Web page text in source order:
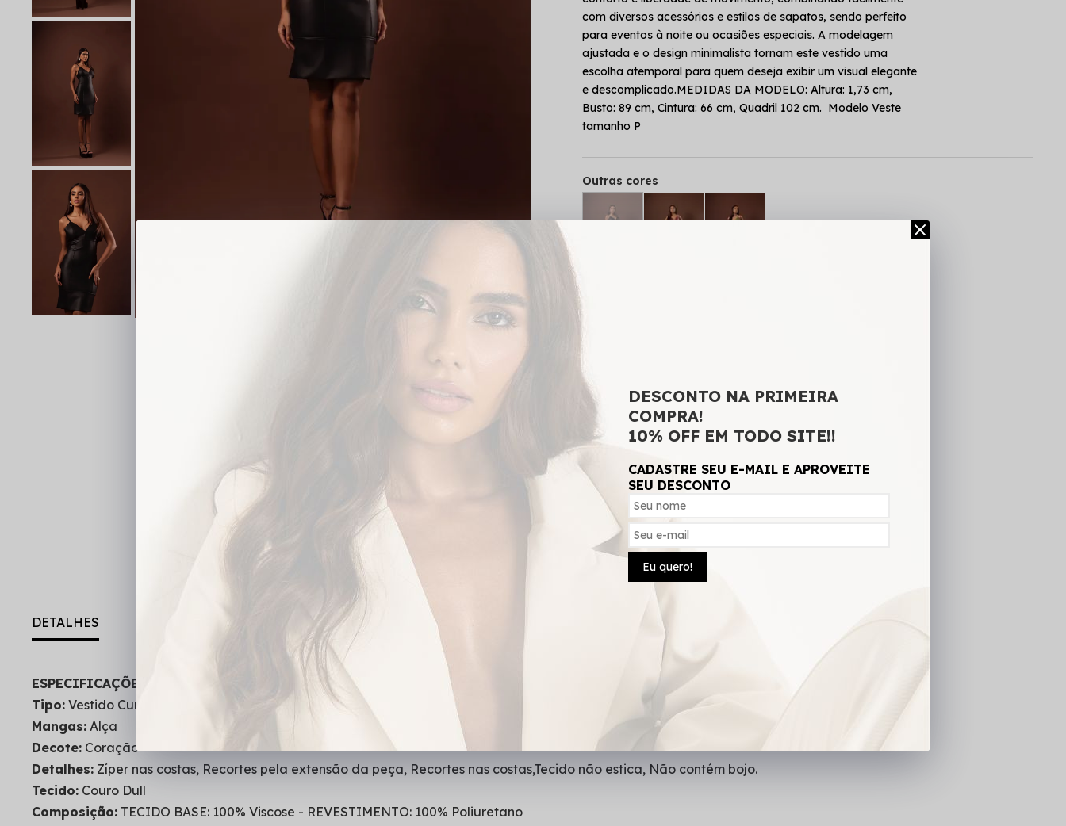
com diversos acessórios e estilos de sapatos, sendo perfeito
para eventos à noite ou ocasiões especiais. A modelagem
ajustada e o design minimalista tornam este vestido uma
escolha atemporal para quem deseja exibir um visual elegante
e descomplicado.MEDIDAS DA MODELO: Altura: 1,73 cm,
Busto: 89 cm, Cintura: 66 cm, Quadril 102 cm. Modelo Veste
tamanho P
Outras cores
Tamanho
M G
ADICIONAR A SACOLA
DETALHES
ESPECIFICAÇÕES DO PRODUTO:
Tipo: Vestido Curto
Mangas: Alça
Decote: Coração
Detalhes: Zíper nas costas, Recortes pela extensão da peça, Recortes nas costas,Tecido não estica, Não contém bojo.
Tecido: Couro Dull
Composição: TECIDO BASE: 100% Viscose - REVESTIMENTO: 100% Poliuretano
DESCONTO NA PRIMEIRA
COMPRA!
10% OFF EM TODO SITE!!
CADASTRE SEU E-MAIL E APROVEITE
SEU DESCONTO
Eu quero!